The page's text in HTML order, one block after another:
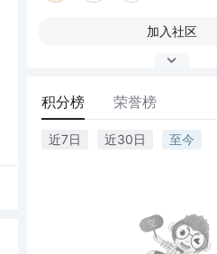
加入社区
积分榜 荣誉榜
近7日 近30日 至今